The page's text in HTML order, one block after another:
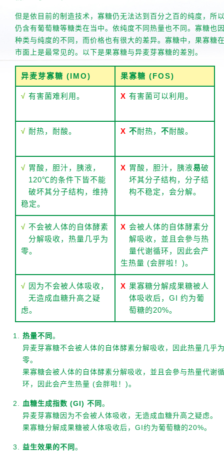
但是依目前的制造技术，寡糖仍无法达到百分之百的纯度，所
仍含有葡萄糖等糖类在当中。依纯度不同热量也不同。寡糖也
种类与纯度的不同，而价格也有很大的差异。寡糖中，果寡糖
市面上是最常见的。以下是果寡糖与异麦芽寡糖的差別。
异麦芽寡糖 (IMO) 果寡糖 (FOS)
√ 有害菌难利用。 X 有害菌可以利用。
√ 耐热，耐酸。 X 不耐热， 不耐酸。
√ 胃酸，胆汁，胰液，
120℃的条件下皆不能
破坏其分子结构，维持
稳定。
X 胃酸，胆汁，胰液易破
坏其分子结构，分子结
构不稳定，会分解。
√ 不会被人体的自体酵素
分解吸收，热量几乎为
零。
X 会被人体的自体酵素分
解吸收，並且会參与热
量代谢循环，因此会产
生热量 (会胖啦！)。
√ 因为不会被人体吸收，
无造成血糖升高之疑
虑。
X 果寡糖分解成果糖被人
体吸收后，GI 约为葡
萄糖的20%。
热量不同。
异麦芽寡糖不会被人体的自体酵素分解吸收，因此热量几乎
零。
果寡糖会被人体的自体酵素分解吸收，並且会參与热量代谢
环，因此会产生热量 (会胖啦！)。
血糖生成指数 (GI) 不同。
异麦芽寡糖因为不会被人体吸收，无造成血糖升高之疑虑。
果寡糖分解成果糖被人体吸收后，GI约为葡萄糖的20%。
益生效果的不同。